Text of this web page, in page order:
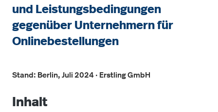
und Leistungsbedingungen
gegenüber Unternehmern für
Onlinebestellungen
Stand: Berlin, Juli 2024 · Erstling GmbH
Inhalt